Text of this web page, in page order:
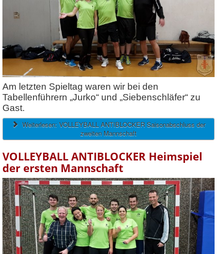
Am letzten Spieltag waren wir bei den
Tabellenführern „Jurko“ und „Siebenschläfer“ zu
Gast.
Weiterlesen: VOLLEYBALL ANTIBLOCKER Saisonabschluss der
zweiten Mannschaft
VOLLEYBALL ANTIBLOCKER Heimspiel
der ersten Mannschaft